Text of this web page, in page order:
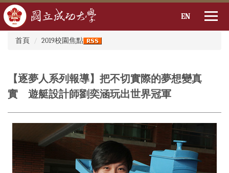
容
區
EN
:::
首頁
2019校園焦點
【逐夢人系列報導】把不切實際的夢想變真
實 遊艇設計師劉奕涵玩出世界冠軍